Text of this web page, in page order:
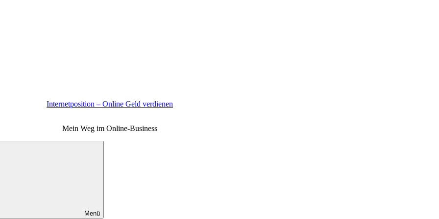
Internetposition – Online Geld verdienen
Mein Weg im Online-Business
Menü